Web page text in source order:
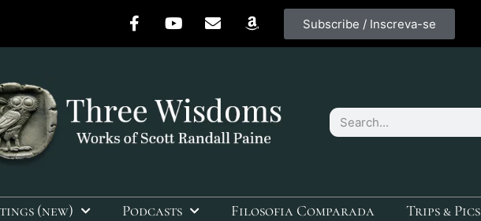
Subscribe / Inscreva-se
(new) Podcasts Filosofia Comparada Trips & Pics